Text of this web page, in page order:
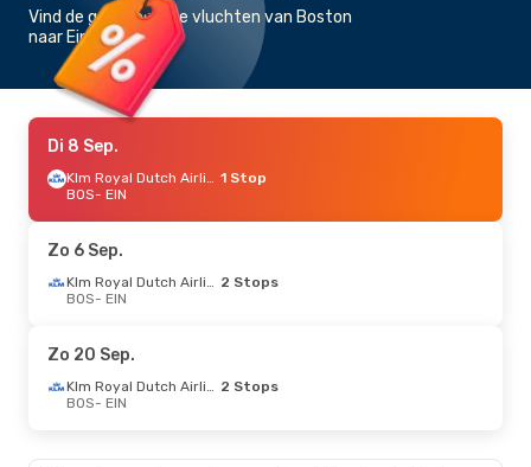
Vind de goedkoopste vluchten van Boston
naar Eindhoven
Di 8 Sep.
Klm Royal Dutch Airlines 1 Stop
BOS- EIN
Zo 6 Sep.
Klm Royal Dutch Airlines 2 Stops
BOS- EIN
Zo 20 Sep.
Klm Royal Dutch Airlines 2 Stops
BOS- EIN